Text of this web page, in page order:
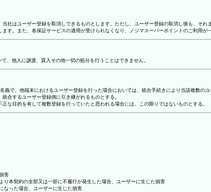
社はユーザー登録を取消しできるものとします。ただし、ユーザー登録の取消し後も、そ
す。また、各保証サービスの適用が受けられなくなり、ノジマスーパーポイントのご利用
、他人に譲渡、質入その他一切の処分を行うことはできません。
で、他端末におけるユーザー登録を行った場合においては、統合手続きにより当該複数の
合するユーザー登録側に引き継がれるものとする。
な目的を有して複数登録を行っていたと思われる場合には、この限りではないものとする。
害
本契約の全部又は一部に不履行が発生した場合、ユーザーに生じた損害
なった場合、ユーザーに生じた損害